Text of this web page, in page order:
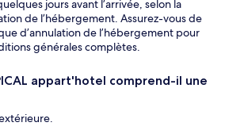
jours avant l’arrivée, selon la
de l’hébergement. Assurez-vous de
d’annulation de l’hébergement pour
générales complètes.
appart'hotel comprend-il une